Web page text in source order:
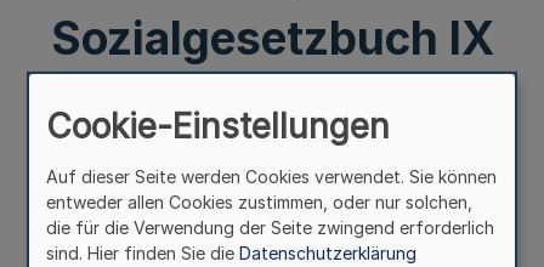
Sozialgesetzbuch IX
(SGB IX) an die
örtlichen
Fürsorgestellen bei
Cookie-Einstellungen
Auf dieser Seite werden Cookies verwendet. Sie können
entweder allen Cookies zustimmen, oder nur solchen,
die für die Verwendung der Seite zwingend erforderlich
sind. Hier finden Sie die Datenschutzerklärung